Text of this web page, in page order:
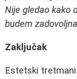
Nije gledao kako
budem
Zaključak
Estetski